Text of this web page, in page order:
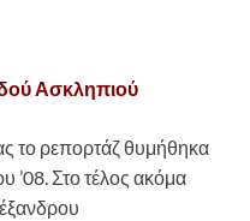
Ασκληπιού
το ρεπορτάζ θυμήθηκα
’08. Στο τέλος ακόμα